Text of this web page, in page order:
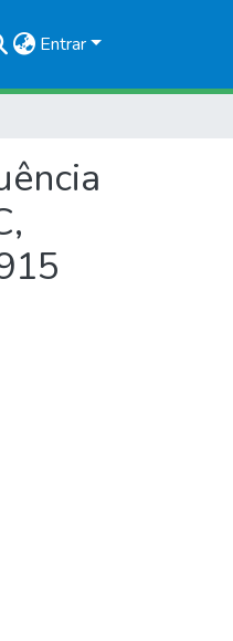
Entrar